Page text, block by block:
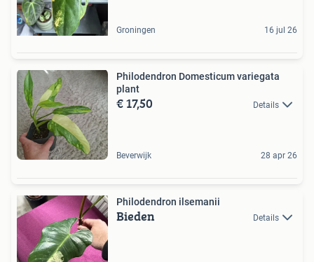
Groningen 16 jul 26
Philodendron Domesticum variegata
plant
€ 17,50 Details
Beverwijk 28 apr 26
Philodendron ilsemanii
Bieden Details